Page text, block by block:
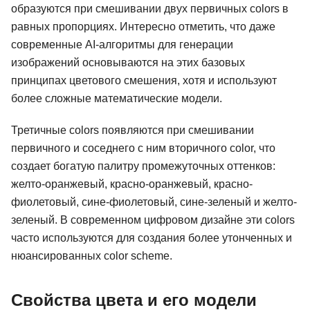
образуются при смешивании двух первичных colors в
равных пропорциях. Интересно отметить, что даже
современные AI-алгоритмы для генерации
изображений основываются на этих базовых
принципах цветового смешения, хотя и используют
более сложные математические модели.
Третичные colors появляются при смешивании
первичного и соседнего с ним вторичного color, что
создает богатую палитру промежуточных оттенков:
желто-оранжевый, красно-оранжевый, красно-
фиолетовый, сине-фиолетовый, сине-зеленый и желто-
зеленый. В современном цифровом дизайне эти colors
часто используются для создания более утонченных и
нюансированных color scheme.
Свойства цвета и его модели